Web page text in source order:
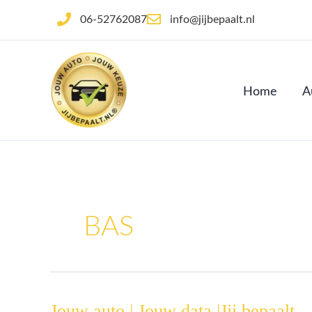
de
06-52762087 info@jijbepaalt.nl
Home
BAS
Jouw